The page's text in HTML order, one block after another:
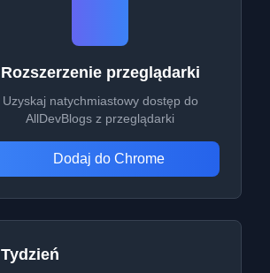
Rozszerzenie przeglądarki
Uzyskaj natychmiastowy dostęp do
AllDevBlogs z przeglądarki
Dodaj do Chrome
Tydzień